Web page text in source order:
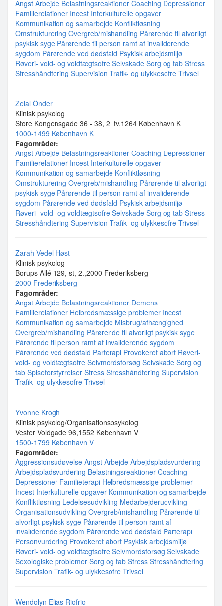
Angst Arbejde Belastningsreaktioner Coaching Depressioner
Familierelationer Incest Interkulturelle opgaver
Kommunikation og samarbejde Konfliktløsning
Omstrukturering Overgreb/mishandling Pårørende til alvorligt
psykisk syge Pårørende til person ramt af invaliderende
sygdom Pårørende ved dødsfald Psykisk arbejdsmiljø
Røveri- vold- og voldtægtsofre Selvskade Sorg og tab Stress
Stresshåndtering Supervision Trafik- og ulykkesofre Trivsel
Zelal Önder
Klinisk psykolog
Store Kongensgade 36 - 38, 2. tv,1264 København K
1000-1499 København K
Fagområder:
Angst Arbejde Belastningsreaktioner Coaching Depressioner
Familierelationer Incest Interkulturelle opgaver
Kommunikation og samarbejde Konfliktløsning
Omstrukturering Overgreb/mishandling Pårørende til alvorligt
psykisk syge Pårørende til person ramt af invaliderende
sygdom Pårørende ved dødsfald Psykisk arbejdsmiljø
Røveri- vold- og voldtægtsofre Selvskade Sorg og tab Stress
Stresshåndtering Supervision Trafik- og ulykkesofre Trivsel
Zarah Vedel Høst
Klinisk psykolog
Borups Allé 129, st, 2.,2000 Frederiksberg
2000 Frederiksberg
Fagområder:
Angst Arbejde Belastningsreaktioner Demens
Familierelationer Helbredsmæssige problemer Incest
Kommunikation og samarbejde Misbrug/afhængighed
Overgreb/mishandling Pårørende til alvorligt psykisk syge
Pårørende til person ramt af invaliderende sygdom
Pårørende ved dødsfald Parterapi Provokeret abort Røveri-
vold- og voldtægtsofre Selvmordsforsøg Selvskade Sorg og
tab Spiseforstyrrelser Stress Stresshåndtering Supervision
Trafik- og ulykkesofre Trivsel
Yvonne Krogh
Klinisk psykolog/Organisationspsykolog
Vester Voldgade 96,1552 København V
1500-1799 København V
Fagområder:
Aggressionsudøvelse Angst Arbejde Arbejdspladsvurdering
Arbejdspladsvurdering Belastningsreaktioner Coaching
Depressioner Familieterapi Helbredsmæssige problemer
Incest Interkulturelle opgaver Kommunikation og samarbejde
Konfliktløsning Ledelsesudvikling Medarbejderudvikling
Organisationsudvikling Overgreb/mishandling Pårørende til
alvorligt psykisk syge Pårørende til person ramt af
invaliderende sygdom Pårørende ved dødsfald Parterapi
Personvurdering Provokeret abort Psykisk arbejdsmiljø
Røveri- vold- og voldtægtsofre Selvmordsforsøg Selvskade
Sexologiske problemer Sorg og tab Stress Stresshåndtering
Supervision Trafik- og ulykkesofre Trivsel
Wendolyn Elias Riofrio